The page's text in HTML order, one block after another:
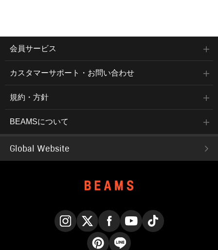
会員サービス
カスタマーサポート・お問い合わせ
規約・方針
BEAMSについて
Global Website